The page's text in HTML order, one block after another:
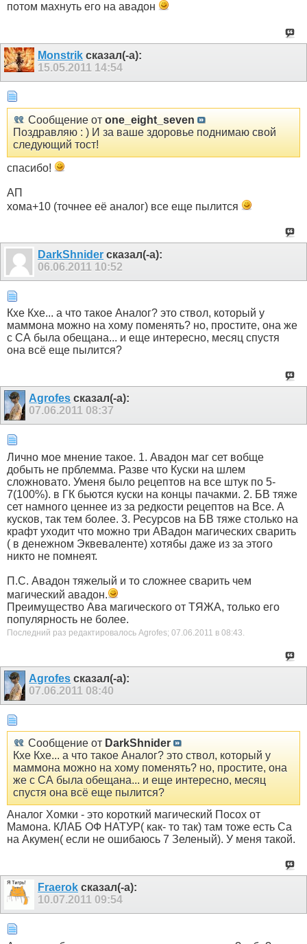
потом махнуть его на авадон
Monstrik сказал(-а):
15.05.2011 14:54
Сообщение от one_eight_seven
Поздравляю : ) И за ваше здоровье поднимаю свой
следующий тост!
спасибо!
АП
хома+10 (точнее её аналог) все еще пылится
DarkShnider сказал(-а):
06.06.2011 10:52
Кхе Кхе... а что такое Аналог? это ствол, который у
маммона можно на хому поменять? но, простите, она же
с СА была обещана... и еще интересно, месяц спустя
она всё еще пылится?
Agrofes сказал(-а):
07.06.2011 08:37
Лично мое мнение такое. 1. Авадон маг сет вобще
добыть не прблемма. Разве что Куски на шлем
сложновато. Уменя было рецептов на все штук по 5-
7(100%). в ГК бьются куски на концы пачакми. 2. БВ тяже
сет намного ценнее из за редкости рецептов на Все. А
кусков, так тем более. 3. Ресурсов на БВ тяже столько на
крафт уходит что можно три АВадон магических сварить
( в денежном Эквеваленте) хотябы даже из за этого
никто не помнеят.
П.С. Авадон тяжелый и то сложнее сварить чем
магический авадон.
Преимущество Ава магического от ТЯЖА, только его
популярность не более.
Последний раз редактировалось Agrofes; 07.06.2011 в 08:43
Agrofes сказал(-а):
07.06.2011 08:40
Сообщение от DarkShnider
Кхе Кхе... а что такое Аналог? это ствол, который у
маммона можно на хому поменять? но, простите, она
же с СА была обещана... и еще интересно, месяц
спустя она всё еще пылится?
Аналог Хомки - это короткий магический Посох от
Мамона. КЛАБ ОФ НАТУР( как- то так) там тоже есть Са
на Акумен( если не ошибаюсь 7 Зеленый). У меня такой.
Fraerok сказал(-а):
10.07.2011 09:54